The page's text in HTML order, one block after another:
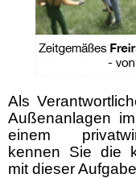
Als
Außenanlagen
einem
kennen Sie die
mit dieser